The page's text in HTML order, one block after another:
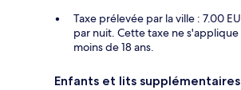
Taxe prélevée par la ville : 7.00
par nuit. Cette taxe ne
moins de 18 ans.
Enfants et lits supplémentaires